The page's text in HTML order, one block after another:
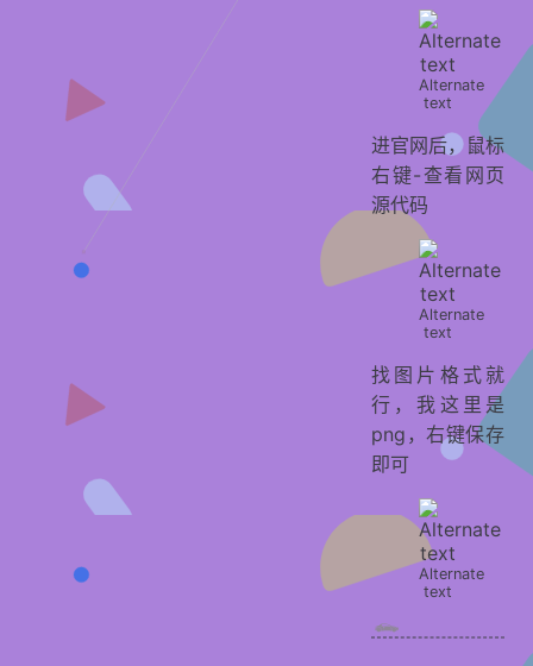
Alternate
text
进官网后，鼠标
右键-查看网页
源代码
Alternate
text
找图片格式就
行，我这里是
png，右键保存
即可
Alternate
text